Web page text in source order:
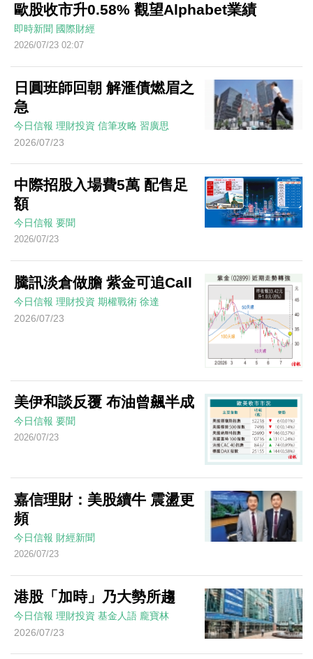
歐股收市升0.58% 觀望Alphabet業績
即時新聞 國際財經
2026/07/23 02:07
日圓班師回朝 解滙債燃眉之
急
今日信報 理財投資 信筆攻略 習廣思
2026/07/23
中際招股入場費5萬 配售足
額
今日信報 要聞
2026/07/23
騰訊淡倉做膽 紫金可追Call
今日信報 理財投資 期權戰術 徐達
2026/07/23
美伊和談反覆 布油曾飆半成
今日信報 要聞
2026/07/23
嘉信理財：美股續牛 震盪更
頻
今日信報 財經新聞
2026/07/23
港股「加時」乃大勢所趨
今日信報 理財投資 基金人語 龐寶林
2026/07/23